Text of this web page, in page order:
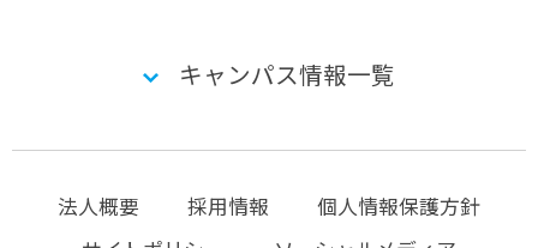
キャンパス情報一覧
法人概要 採用情報
個人情報保護方針